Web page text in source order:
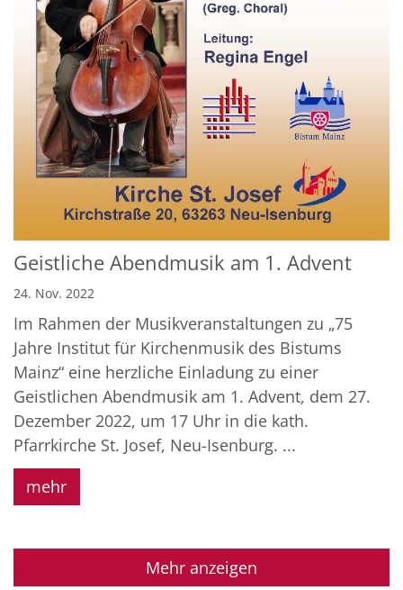
Geistliche Abendmusik am 1. Advent
24. Nov. 2022
Im Rahmen der Musikveranstaltungen zu „75
Jahre Institut für Kirchenmusik des Bistums
Mainz“ eine herzliche Einladung zu einer
Geistlichen Abendmusik am 1. Advent, dem 27.
Dezember 2022, um 17 Uhr in die kath.
Pfarrkirche St. Josef, Neu-Isenburg. ...
mehr
Mehr anzeigen